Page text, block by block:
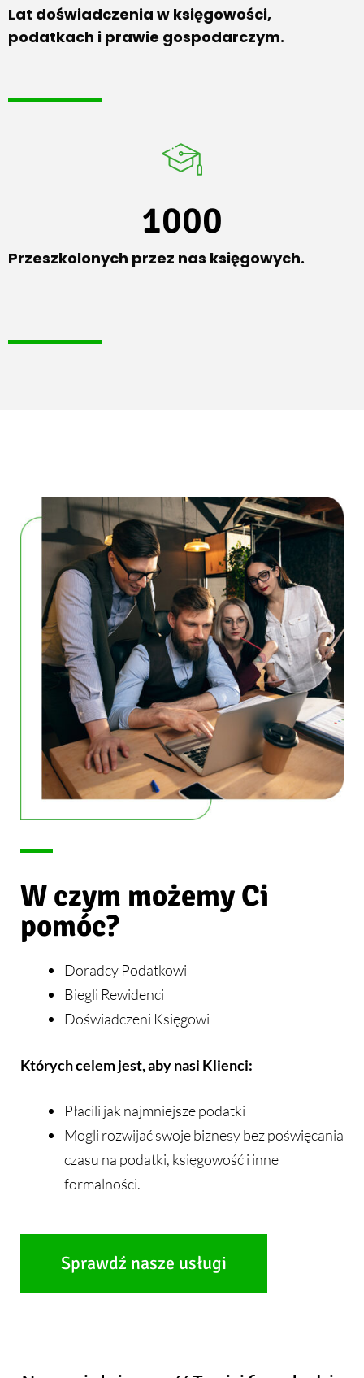
Lat doświadczenia w księgowości,
podatkach i prawie gospodarczym.
1000
Przeszkolonych przez nas księgowych.
W czym możemy Ci
pomóc?
Doradcy Podatkowi
Biegli Rewidenci
Doświadczeni Księgowi
Których celem jest, aby nasi Klienci:
Płacili jak najmniejsze podatki
Mogli rozwijać swoje biznesy bez poświęcania
czasu na podatki, księgowość i inne
formalności.
Sprawdź nasze usługi